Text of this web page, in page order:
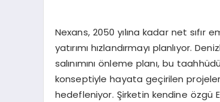
Nexans, 2050 yılına kadar net
yatırımı hızlandırmayı planlıyor.
salınımını önleme planı, bu
konseptiyle hayata geçirilen projeler
hedefleniyor. Şirketin kendine özgü